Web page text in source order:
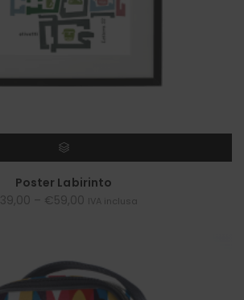
SCEGLI
Poster Labirinto
39,00 – €59,00 IVA inclusa